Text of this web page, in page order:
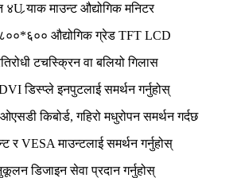
र्‍याक माउन्ट औद्योगिक मनिटर
औद्योगिक ग्रेड TFT LCD
टचस्क्रिन वा बलियो गिलास
डिस्प्ले इनपुटलाई समर्थन गर्नुहोस्
किबोर्ड, गहिरो मधुरोपन समर्थन गर्दछ
र VESA माउन्टलाई समर्थन गर्नुहोस्
डिजाइन सेवा प्रदान गर्नुहोस्